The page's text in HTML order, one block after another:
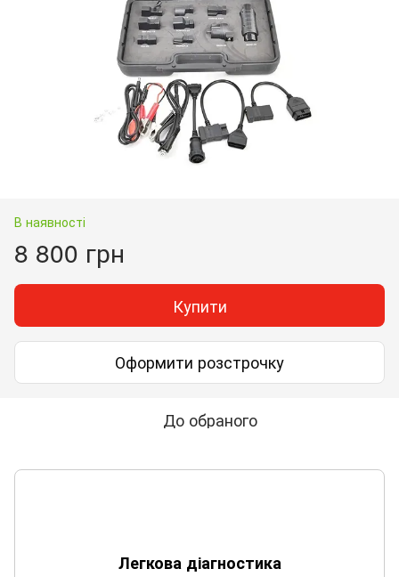
В наявності
8 800 грн
Купити
Оформити розстрочку
До обраного
Легкова діагностика